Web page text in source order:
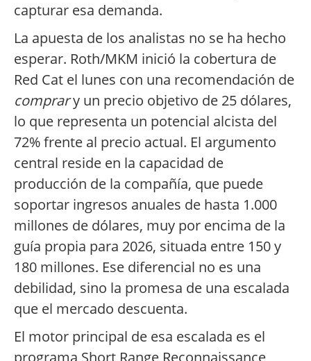
capturar esa demanda.
La apuesta de los analistas no se ha hecho
esperar. Roth/MKM inició la cobertura de
Red Cat el lunes con una recomendación de
comprary un precio objetivo de 25 dólares,
lo que representa un potencial alcista del
72% frente al precio actual. El argumento
central reside en la capacidad de
producción de la compañía, que puede
soportar ingresos anuales de hasta 1.000
millones de dólares, muy por encima de la
guía propia para 2026, situada entre 150 y
180 millones. Ese diferencial no es una
debilidad, sino la promesa de una escalada
que el mercado descuenta.
El motor principal de esa escalada es el